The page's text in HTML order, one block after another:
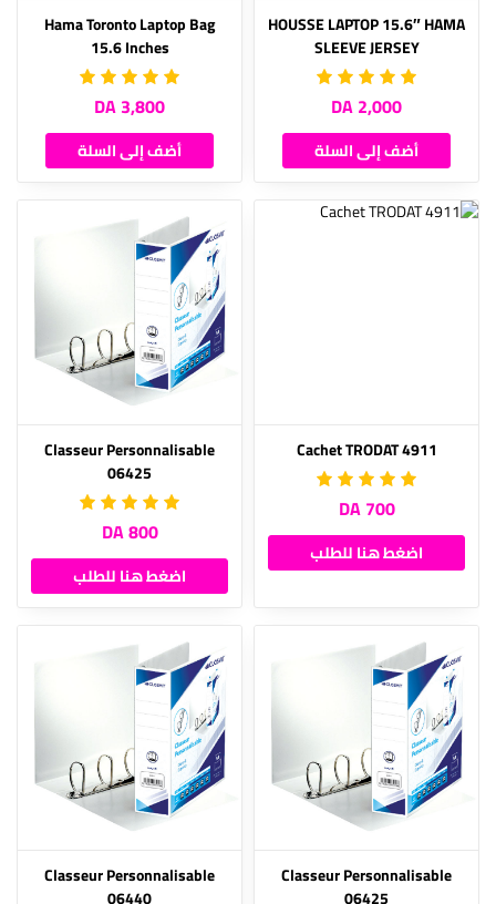
HOUSSE LAPTOP 15.6″ HAMA
SLEEVE JERSEY
2,000 DA
أضف إلى السلة
Hama Toronto Laptop Bag
15.6 Inches
3,800 DA
أضف إلى السلة
Cachet TRODAT 4911
700 DA
اضغط هنا للطلب
Classeur Personnalisable
06425
800 DA
اضغط هنا للطلب
Classeur Personnalisable
Classeur Personnalisable